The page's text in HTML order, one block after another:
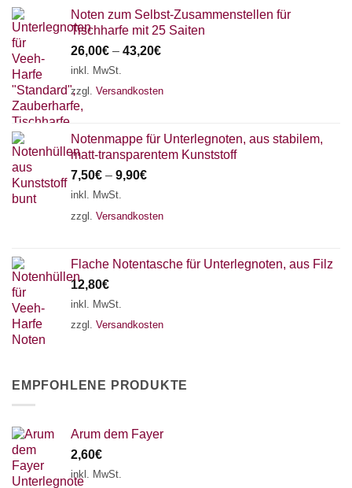
Noten zum Selbst-Zusammenstellen für
Tischharfe mit 25 Saiten
26,00€ – 43,20€
inkl. MwSt.
zzgl. Versandkosten
Notenmappe für Unterlegnoten, aus stabilem,
matt-transparentem Kunststoff
7,50€ – 9,90€
inkl. MwSt.
zzgl. Versandkosten
Flache Notentasche für Unterlegnoten, aus Filz
12,80€
inkl. MwSt.
zzgl. Versandkosten
EMPFOHLENE PRODUKTE
Arum dem Fayer
2,60€
inkl. MwSt.